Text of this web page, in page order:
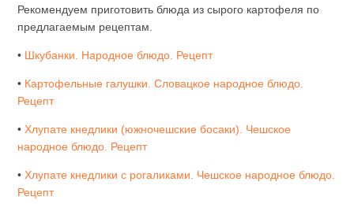
Рекомендуем приготовить блюда из сырого картофеля по
предлагаемым рецептам.
• Шкубанки. Народное блюдо. Рецепт
• Картофельные галушки. Словацкое народное блюдо.
Рецепт
•Хлупате кнедлики (южночешские босаки). Чешское
народное блюдо. Рецепт
•Хлупате кнедлики с рогаликами. Чешское народное блюдо.
Рецепт